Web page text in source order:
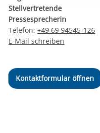
setzen wir
Stellvertretende
Pressesprecherin
Telefon:+49 69 94545-126
E-Mail schreiben
Kontaktformular öffnen